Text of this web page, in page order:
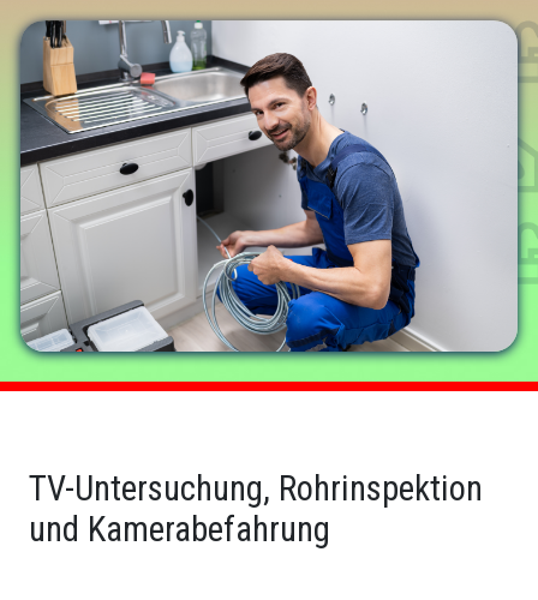
TV-Untersuchung, Rohrinspektion
und Kamerabefahrung